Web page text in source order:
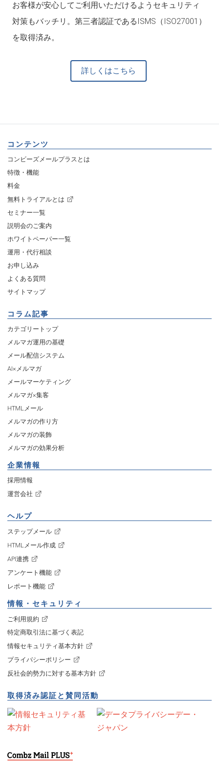
お客様が安心してご利用いただけるようセキュリティ
対策もバッチリ。第三者認証であるISMS（ISO27001）
を取得済み。
詳しくはこちら
コンテンツ
コンビーズメールプラスとは
特徴・機能
料金
無料トライアルとは
セミナー一覧
説明会のご案内
ホワイトペーパー一覧
運用・代行相談
お申し込み
よくある質問
サイトマップ
コラム記事
カテゴリートップ
メルマガ運用の基礎
メール配信システム
AI×メルマガ
メールマーケティング
メルマガ×集客
HTMLメール
メルマガの作り方
メルマガの装飾
メルマガの効果分析
企業情報
採用情報
運営会社
ヘルプ
ステップメール
HTMLメール作成
API連携
アンケート機能
レポート機能
情報・セキュリティ
ご利用規約
特定商取引法に基づく表記
情報セキュリティ基本方針
プライバシーポリシー
反社会的勢力に対する基本方針
取得済み認証と賛同活動